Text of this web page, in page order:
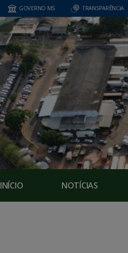
GOVERNO MS TRANSPARÊNCIA
INÍCIO NOTÍCIAS